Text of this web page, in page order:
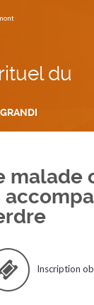
du
malade
Inscription